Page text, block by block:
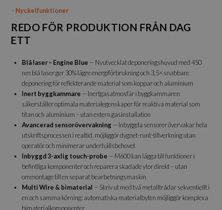
- Nyckelfunktioner
REDO FÖR PRODUKTION FRÅN DAG
ETT
Blå laser – Engine Blue — Nyutvecklat deponeringshuvud med 450
nm blå laser ger 30% lägre energiförbrukning och 3,5× snabbare
deponering för reflekterande material som koppar och aluminium
Inert byggkammare — Inertgasatmosfär i byggkammaren
säkerställer optimala materialegenskaper för reaktiva material som
titan och aluminium – utan extern gasinstallation
Avancerad sensorövervakning — Inbyggda sensorer övervakar hela
utskriftsprocessen i realtid, möjliggör dygnet-runt-tillverkning utan
operatör och minimerar underhållsbehovet
Inbyggd 3-axlig touch-probe — M600 kan lägga till funktioner i
befintliga komponenter och reparera skadade ytor direkt – utan
ommontage till en separat bearbetningsmaskin
Multi Wire & bimaterial — Skriv ut med två metalltrådar sekventiellt i
en och samma körning; automatiska materialbyten möjliggör komplexa
bimaterialkomponenter